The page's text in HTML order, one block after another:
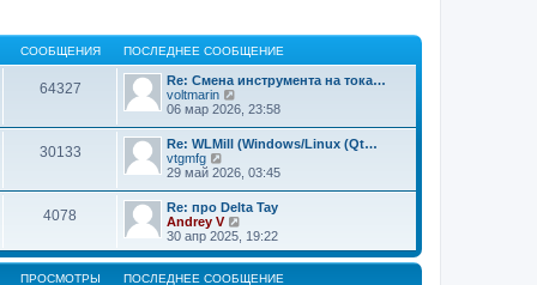
СООБЩЕНИЯ ПОСЛЕДНЕЕ СООБЩЕНИЕ
64327
Re: Смена инструмента на тока…
voltmarin
е
е
й
т
и
к
п
о
с
л
е
д
06 мар 2026, 23:58
30133
Re: WLMill (Windows/Linux (Qt…
vtgmfg
е
е
й
т
и
к
п
29 май 2026, 03:45
4078
Re: про Delta Tay
Andrey V
е
р
е
й
30 апр 2025, 19:22
ПРОСМОТРЫ ПОСЛЕДНЕЕ СООБЩЕНИЕ